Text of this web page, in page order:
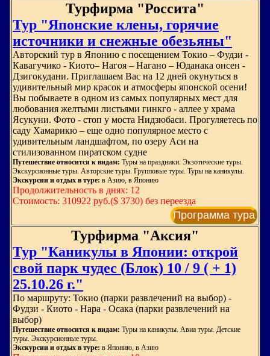
Турфирма "Россита"
Тур "Японские клены, горячие
источники и снежные обезьяны"
Авторский тур в Японию с посещением Токио – Фудзи -
Кавагучико - Киото– Нагоя – Нагано – Юданака онсен -
Дзигокудани. Приглашаем Вас на 12 дней окунуться в
удивительный мир красок и атмосферы японской осени!
Вы побываете в одном из самых популярных мест для
любования желтыми листьями гинкго - аллее у храма
Ясукуни. Фото - стоп у моста Нидзюбаси. Прогуляетесь по
саду Хамарикю – еще одно популярное место с
удивительным ландшафтом, по озеру Аси на
стилизованном пиратском судне
Путешествие относится к видам: Туры на праздники. Экзотические туры.
Экскурсионные туры. Авторские туры. Групповые туры. Туры на каникулы.
Экскурсии и отдых в туре: в Азию, в Японию
Продолжительность в днях: 12
Стоимость: 310922 руб.($ 3730) без переезда
Программа тура
Турфирма "Аксия"
Тур "Каникулы в Японии: открой
свой парк чудес (Блок) 10 / 9 ( + 1)
25.10.26 г."
По маршруту: Токио (парки развлечений на выбор) -
Фудзи - Киото - Нара - Осака (парки развлечений на
выбор)
Путешествие относится к видам: Туры на каникулы. Авиа туры. Детские
туры. Экскурсионные туры.
Экскурсии и отдых в туре: в Японию, в Азию